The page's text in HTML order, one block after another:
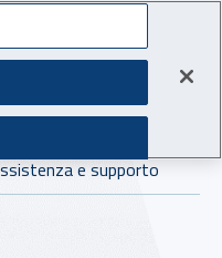
- Apertura in nuova finestra
in nuova finestra
- Sito esterno - Apertura in
- Sito esterno -
Youtube - Sito esterno -
Tiktok - SitoSpreaker -
e supporto